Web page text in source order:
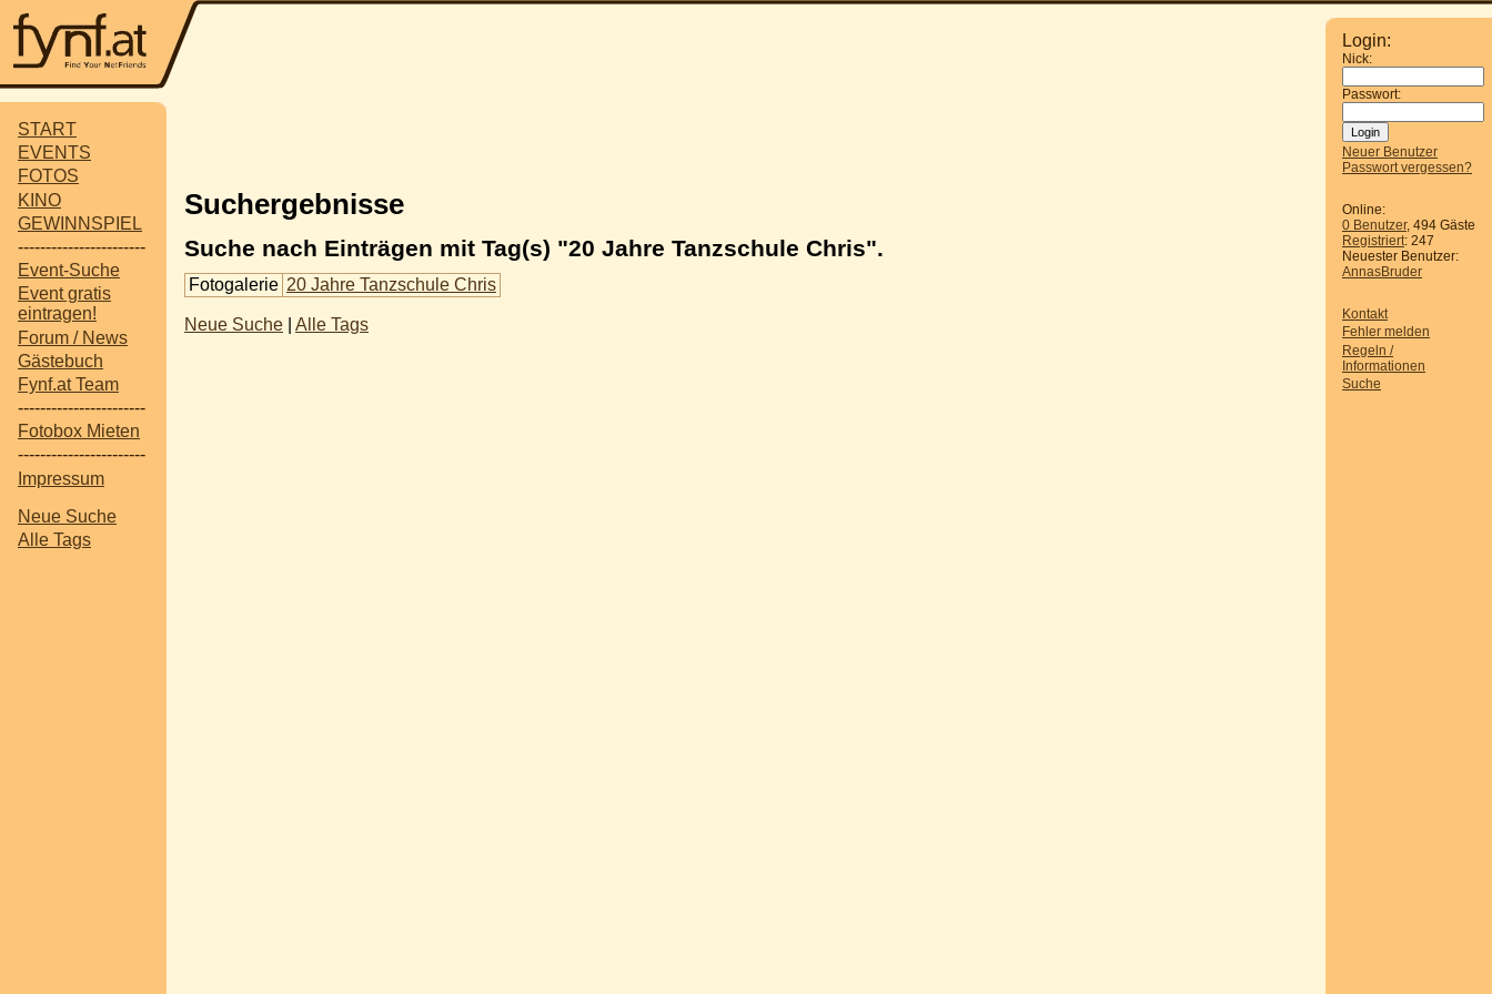
START
EVENTS
FOTOS
KINO
GEWINNSPIEL
-----------------------
Event-Suche
Event gratis
eintragen!
Forum / News
Gästebuch
Fynf.at Team
-----------------------
Fotobox Mieten
-----------------------
Impressum
Neue Suche
Alle Tags
Login:
Nick:
Passwort:
Neuer Benutzer
Passwort vergessen?
Online:
0 Benutzer, 494 Gäste
Registriert: 247
Neuester Benutzer:
AnnasBruder
Kontakt
Fehler melden
Regeln /
Informationen
Suche
Suchergebnisse
Suche nach Einträgen mit Tag(s) "20 Jahre Tanzschule Chris".
Fotogalerie 20 Jahre Tanzschule Chris
Neue Suche Alle Tags